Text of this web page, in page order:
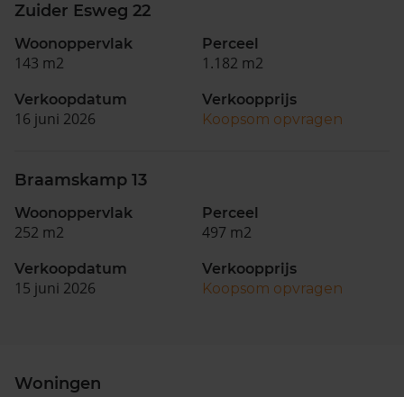
Zuider Esweg 22
Woonoppervlak
143 m2
Perceel
1.182 m2
Verkoopdatum
16 juni 2026
Verkoopprijs
Koopsom opvragen
Braamskamp 13
Woonoppervlak
252 m2
Perceel
497 m2
Verkoopdatum
15 juni 2026
Verkoopprijs
Koopsom opvragen
Woningen